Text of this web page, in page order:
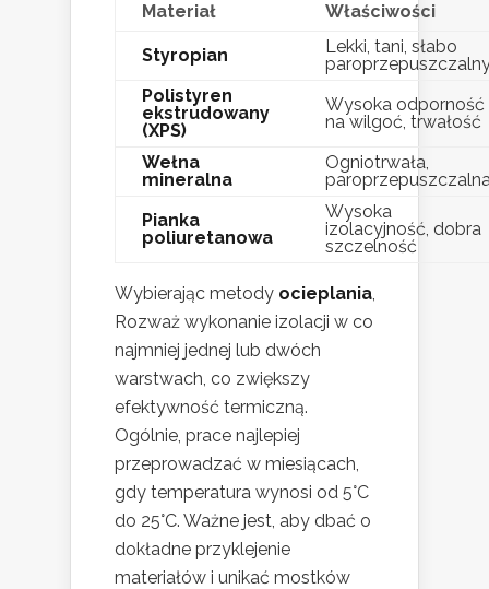
Materiał Właściwości
Styropian
Lekki, tani, słabo
Polistyren
ekstrudowany
(XPS)
Wysoka odporność
na wilgoć, trwałość
Wełna
mineralna
Ogniotrwała,
Pianka
poliuretanowa
Wysoka
izolacyjność, dobra
szczelność
Wybierając metody ocieplania,
Rozważ wykonanie izolacji w co
najmniej jednej lub dwóch
warstwach, co zwiększy
efektywność termiczną.
Ogólnie, prace najlepiej
przeprowadzać w miesiącach,
gdy temperatura wynosi od 5°C
do 25°C. Ważne jest, aby dbać o
dokładne przyklejenie
materiałów i unikać mostków